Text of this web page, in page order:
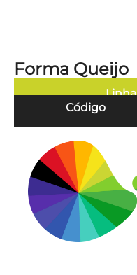
Forma Queijo
Linha
Código